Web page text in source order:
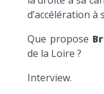
d’accélération à
Que propose
de la Loire ?
Interview.